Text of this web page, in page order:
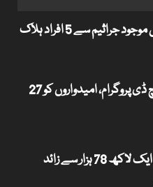
سے 5 افراد ہلاک
برطانیہ میں پی ایچ ڈی پروگرام، امیدواروں کو 27
جنوبی افریقا سے ایک لاکھ 78 ہزار سے زائد